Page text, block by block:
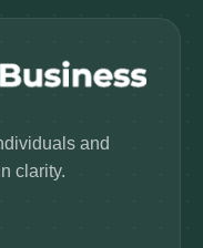
and
clarity.